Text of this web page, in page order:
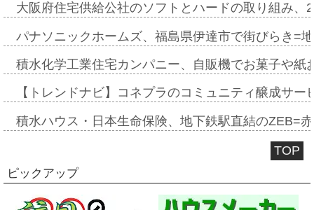
大阪府住宅供給公社のソフトとハードの取り組み
パナソニックホームズ、福島県伊達市で街びらき=
積水化学工業住宅カンパニー、自販機でお菓子や
【トレンドナビ】コネプラのコミュニティ醸成サ
積水ハウス・日本生命保険、地下鉄駅直結のZEB=
TOP
ピックアップ